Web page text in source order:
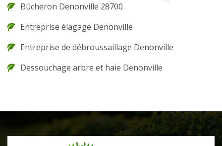
Bûcheron Denonville 28700
Entreprise élagage Denonville
Entreprise de débroussaillage Denonville
Dessouchage arbre et haie Denonville